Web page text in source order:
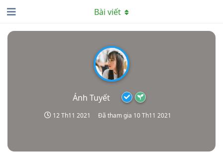
Ánh Tuyết
12 Th11 2021 Đã tham gia 10 Th11 2021
Bài viết